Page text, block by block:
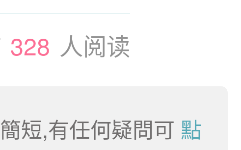
328 人阅读
短,有任何疑問可 點